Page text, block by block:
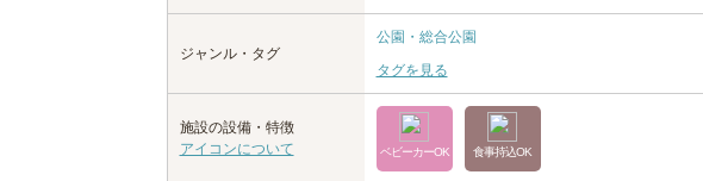
ジャンル・タグ
公園・総合公園
タグを見る
施設の設備・特徴
アイコンについて
ベビーカーOK 食事持込OK